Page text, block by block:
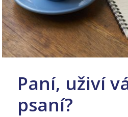
Paní, uživí
psaní?